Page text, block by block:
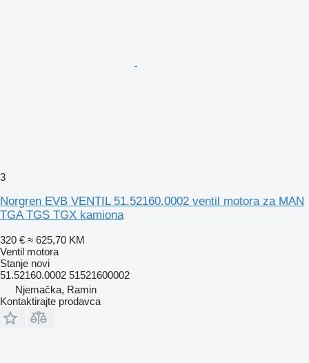
3
Norgren EVB VENTIL 51.52160.0002 ventil motora za MAN
TGA TGS TGX kamiona
320 € ≈ 625,70 KM
Ventil motora
Stanje novi
51.52160.0002 51521600002
Njemačka, Ramin
Kontaktirajte prodavca